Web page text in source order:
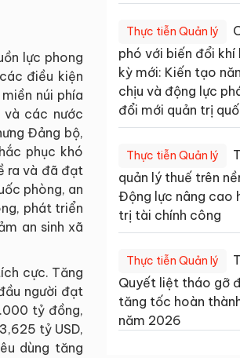
lực phong
điều kiện
núi phía
các nước
Đảng bộ,
phục khó
ra và đã đạt
phòng, an
phát triển
an sinh xã
cực. Tăng
người đạt
tỷ đồng,
tỷ USD,
dùng tăng
Thực tiễn Quản lý
phó với biến đổi
kỳ mới: Kiến tạo
chịu và động lực
đổi mới quản trị
Thực tiễn Quản lý
quản lý thuế trên
Động lực nâng cao
trị tài chính công
Thực tiễn Quản lý
Quyết liệt tháo gỡ
tăng tốc hoàn
năm 2026